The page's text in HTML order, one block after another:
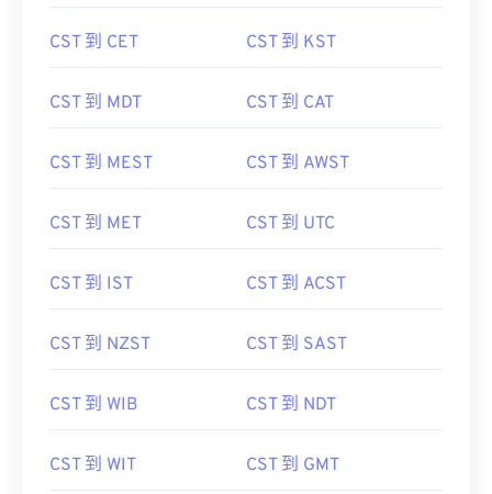
CST 到 CET CST 到 KST
CST 到 MDT CST 到 CAT
CST 到 MEST CST 到 AWST
CST 到 MET CST 到 UTC
CST 到 IST CST 到 ACST
CST 到 NZST CST 到 SAST
CST 到 WIB CST 到 NDT
CST 到 WIT CST 到 GMT